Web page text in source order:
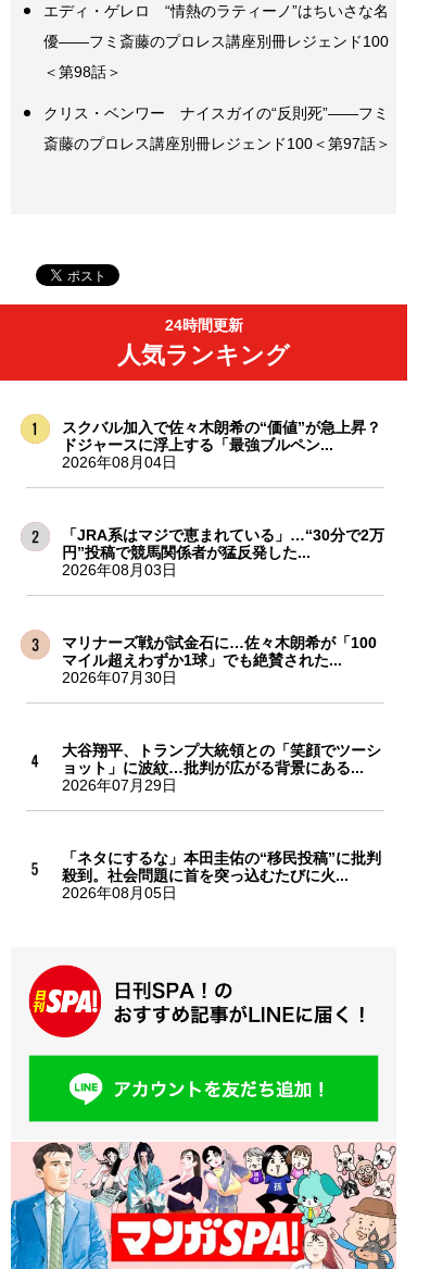
エディ・ゲレロ “情熱のラティーノ”はちいさな名
優――フミ斎藤のプロレス講座別冊レジェンド100
＜第98話＞
クリス・ベンワー ナイスガイの“反則死”――フミ
斎藤のプロレス講座別冊レジェンド100＜第97話＞
24時間更新
人気ランキング
スクバル加入で佐々木朗希の“価値”が急上昇？
ドジャースに浮上する「最強ブルペン...
2026年08月04日
「JRA系はマジで恵まれている」…“30分で2万
円”投稿で競馬関係者が猛反発した...
2026年08月03日
マリナーズ戦が試金石に…佐々木朗希が「100
マイル超えわずか1球」でも絶賛された...
2026年07月30日
大谷翔平、トランプ大統領との「笑顔でツーシ
ョット」に波紋…批判が広がる背景にある...
2026年07月29日
「ネタにするな」本田圭佑の“移民投稿”に批判
殺到。社会問題に首を突っ込むたびに火...
2026年08月05日